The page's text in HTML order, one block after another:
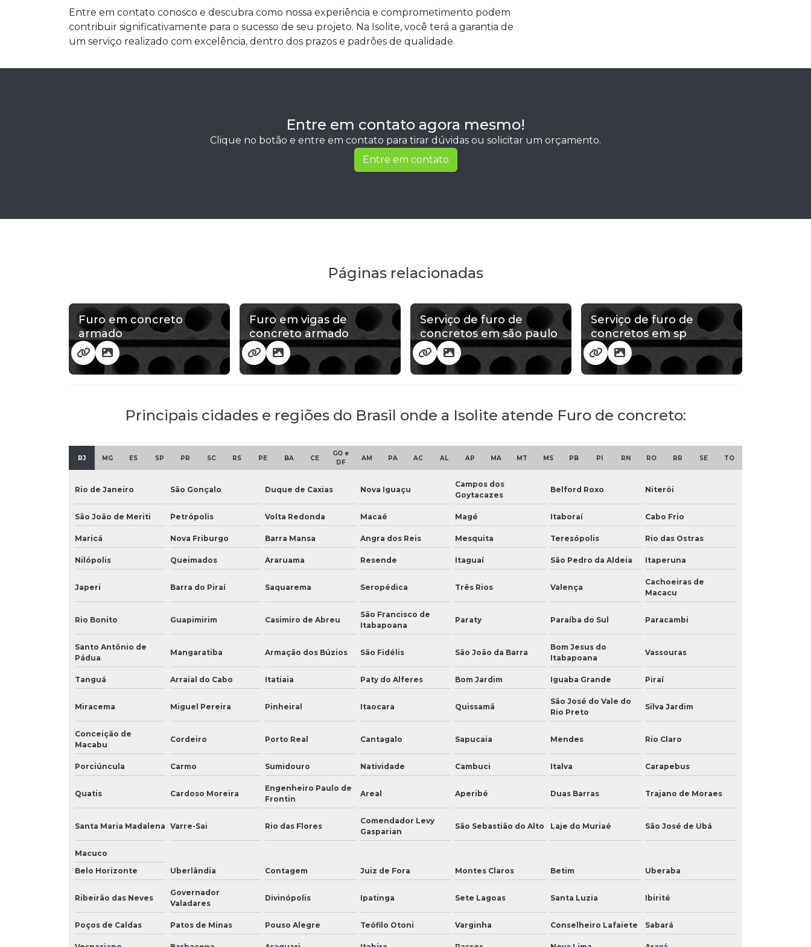
Entre em contato conosco e descubra como nossa experiência e comprometimento podem
contribuir significativamente para o sucesso de seu projeto. Na Isolite, você terá a garantia de
um serviço realizado com excelência, dentro dos prazos e padrões de qualidade.
Entre em contato agora mesmo!
Clique no botão e entre em contato para tirar dúvidas ou solicitar um orçamento.
Entre em contato
Páginas relacionadas
Furo em concreto
armado
Furo em vigas de
concreto armado
Serviço de furo de
concretos em são paulo
Serviço de furo de
concretos em sp
Principais cidades e regiões do Brasil onde a Isolite atende Furo de concreto:
RJ MG ES SP PR SC RS PE BA CE
GO e
DF
AM PA AC AL AP MA MT MS PB PI RN RO RR SE TO
Rio de Janeiro São Gonçalo Duque de Caxias Nova Iguaçu
Campos dos
Goytacazes
Belford Roxo Niterói
São João de Meriti Petrópolis Volta Redonda Macaé Magé Itaboraí Cabo Frio
Maricá Nova Friburgo Barra Mansa Angra dos Reis Mesquita Teresópolis Rio das Ostras
Nilópolis Queimados Araruama Resende Itaguaí São Pedro da Aldeia Itaperuna
Japeri Barra do Piraí Saquarema Seropédica Três Rios Valença
Cachoeiras de
Macacu
Rio Bonito Guapimirim Casimiro de Abreu
São Francisco de
Itabapoana
Paraty Paraíba do Sul Paracambi
Santo Antônio de
Pádua
Mangaratiba Armação dos Búzios São Fidélis São João da Barra
Bom Jesus do
Itabapoana
Vassouras
Tanguá Arraial do Cabo Itatiaia Paty do Alferes Bom Jardim Iguaba Grande Piraí
Miracema Miguel Pereira Pinheiral Itaocara Quissamã
São José do Vale do
Rio Preto
Silva Jardim
Conceição de
Macabu
Cordeiro Porto Real Cantagalo Sapucaia Mendes Rio Claro
Porciúncula Carmo Sumidouro Natividade Cambuci Italva Carapebus
Quatis Cardoso Moreira
Engenheiro Paulo de
Frontin
Areal Aperibé Duas Barras Trajano de Moraes
Santa Maria Madalena Varre-Sai Rio das Flores
Comendador Levy
Gasparian
São Sebastião do Alto Laje do Muriaé São José de Ubá
Macuco
Belo Horizonte
Uberlândia Contagem Juiz de Fora Montes Claros Betim Uberaba
Ribeirão das Neves
Governador
Valadares
Divinópolis Ipatinga Sete Lagoas Santa Luzia Ibirité
Poços de Caldas Patos de Minas Pouso Alegre Teófilo Otoni Varginha Conselheiro Lafaiete Sabará